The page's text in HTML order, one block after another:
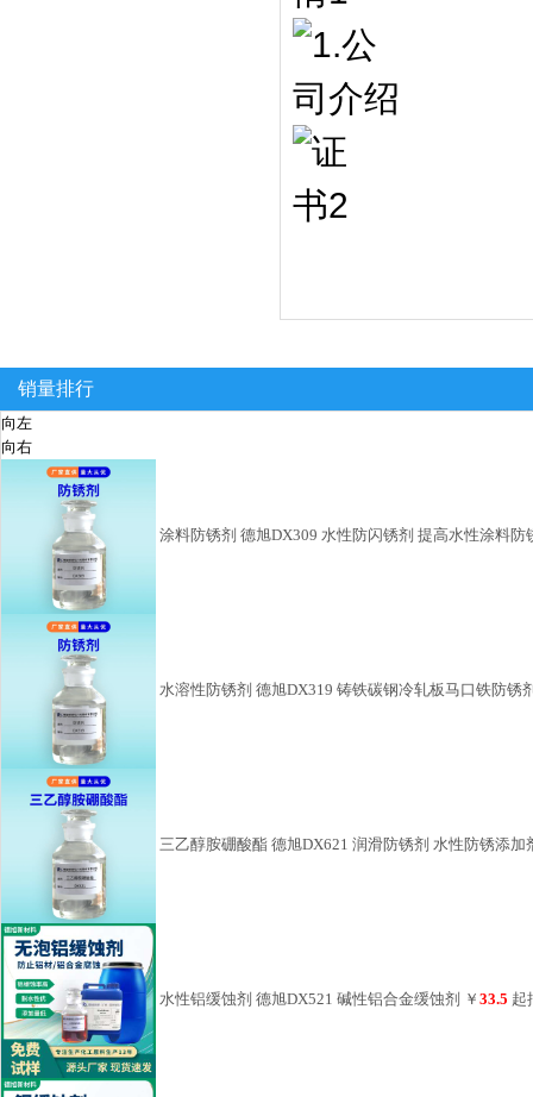
销量排行
向左
向右
涂料防锈剂 德旭DX309 水性防闪锈剂 提高水性涂料防
水溶性防锈剂 德旭DX319 铸铁碳钢冷轧板马口铁防锈
三乙醇胺硼酸酯 德旭DX621 润滑防锈剂 水性防锈添加
水性铝缓蚀剂 德旭DX521 碱性铝合金缓蚀剂 ￥ 33.5 起